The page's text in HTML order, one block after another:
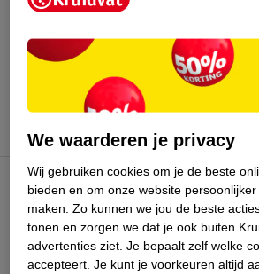
augustus 2026.
Kruidvat Club
Klantenservice
We waarderen je privacy
Wij gebruiken cookies om je de beste
bieden en om onze website
maken. Zo kunnen we jou de beste
tonen en zorgen we dat je ook buiten
advertenties ziet. Je bepaalt zelf welke
accepteert. Je kunt je voorkeuren altijd